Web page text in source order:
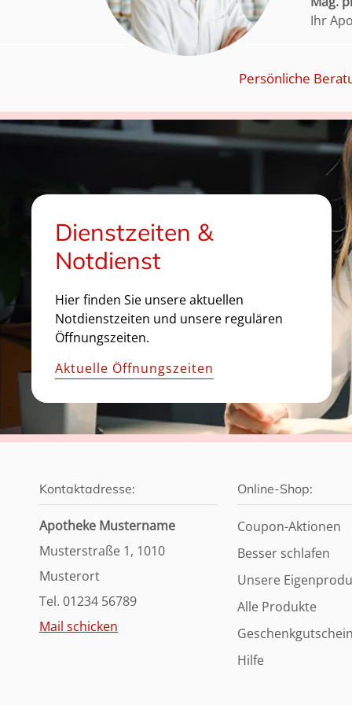
Ihr
Persönliche
Dienstzeiten &
Notdienst
Hier finden Sie unsere aktuellen
Notdienstzeiten und unsere regulären
Öffnungszeiten.
Aktuelle Öffnungszeiten
Kontaktadresse:
Apotheke Mustername
Musterstraße 1, 1010
Musterort
Tel. 01234 56789
Mail schicken
Online-Shop:
Coupon-Aktionen
Besser schlafen
Unsere
Alle Produkte
Hilfe